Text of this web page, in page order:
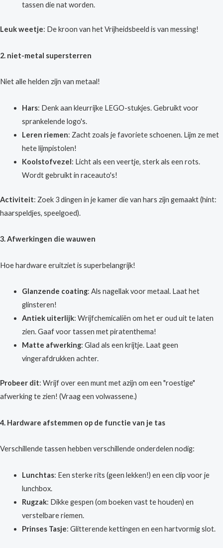
tassen die nat worden.
Leuk weetje: De kroon van het Vrijheidsbeeld is van messing!
2. niet-metal supersterren
Niet alle helden zijn van metaal!
Hars: Denk aan kleurrijke LEGO-stukjes. Gebruikt voor
sprankelende logo's.
Leren riemen: Zacht zoals je favoriete schoenen. Lijm ze met
hete lijmpistolen!
Koolstofvezel: Licht als een veertje, sterk als een rots.
Wordt gebruikt in raceauto's!
Activiteit: Zoek 3 dingen in je kamer die van hars zijn gemaakt (hint:
haarspeldjes, speelgoed).
3. Afwerkingen die wauwen
Hoe hardware eruitziet is superbelangrijk!
Glanzende coating: Als nagellak voor metaal. Laat het
glinsteren!
Antiek uiterlijk: Wrijfchemicaliën om het er oud uit te laten
zien. Gaaf voor tassen met piratenthema!
Matte afwerking: Glad als een krijtje. Laat geen
vingerafdrukken achter.
Probeer dit: Wrijf over een munt met azijn om een "roestige"
afwerking te zien! (Vraag een volwassene.)
4. Hardware afstemmen op de functie van je tas
Verschillende tassen hebben verschillende onderdelen nodig:
Lunchtas: Een sterke rits (geen lekken!) en een clip voor je
lunchbox.
Rugzak: Dikke gespen (om boeken vast te houden) en
verstelbare riemen.
Prinses Tasje: Glitterende kettingen en een hartvormig slot.